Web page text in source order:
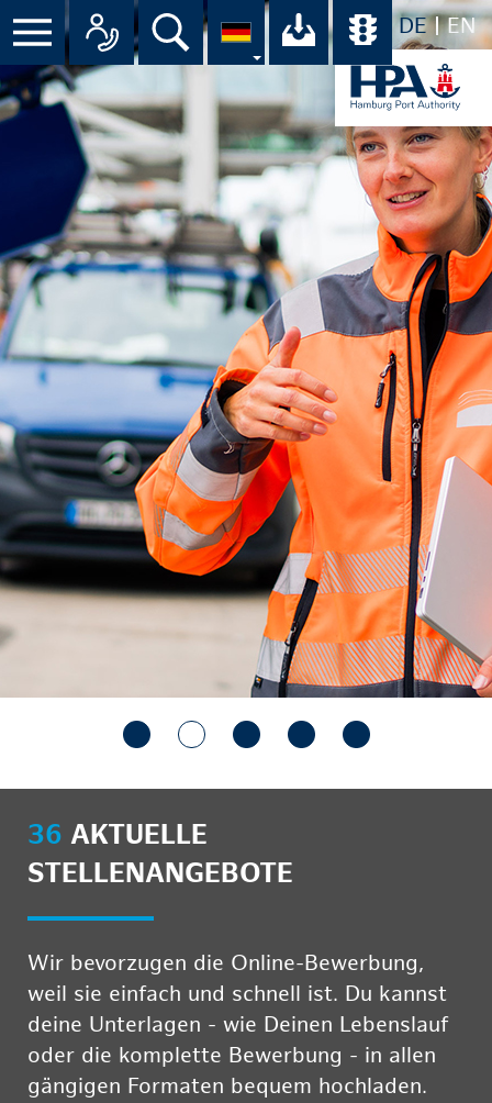
DE EN
Menü Alle Ansprechpartner im
Suche Ihr Download-
36 AKTUELLE
STELLENANGEBOTE
Wir bevorzugen die Online-Bewerbung,
weil sie einfach und schnell ist. Du kannst
deine Unterlagen - wie Deinen Lebenslauf
oder die komplette Bewerbung - in allen
gängigen Formaten bequem hochladen.